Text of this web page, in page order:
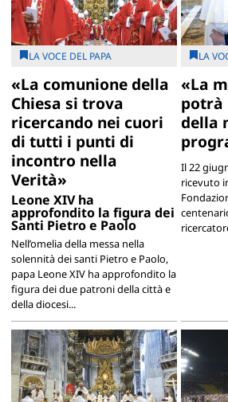
LA VOCE DEL PAPA
«La comunione della
Chiesa si trova
ricercando nei cuori
di tutti i punti di
incontro nella
Verità»
Leone XIV ha
approfondito la figura dei
Santi Pietro e Paolo
Nell’omelia della messa nella
solennità dei santi Pietro e Paolo,
papa Leone XIV ha approfondito la
figura dei due patroni della città e
della diocesi...
LA
«La
potrà
della
Il 22
ricevuto